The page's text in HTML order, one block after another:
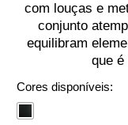
com louças e
conjunto
equilibram
que é
Cores disponíveis: